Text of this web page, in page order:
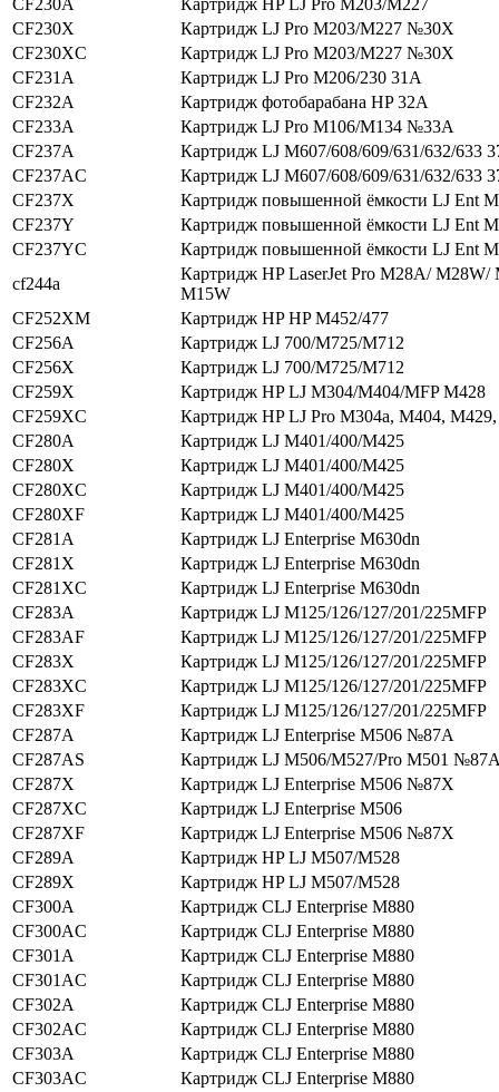
CF230A
Картридж HP LJ Pro M203/M227
CF230X
Картридж LJ Pro M203/M227 №30X
CF230XC
Картридж LJ Pro M203/M227 №30X
CF231A
Картридж LJ Pro M206/230 31A
CF232A
Картридж фотобарабана HP 32A
CF233A
Картридж LJ Pro M106/M134 №33A
CF237A
Картридж LJ M607/608/609/631/632/633
CF237AC
Картридж LJ M607/608/609/631/632/633
CF237X
Картридж повышенной ёмкости LJ Ent
CF237Y
Картридж повышенной ёмкости LJ Ent
CF237YC
Картридж повышенной ёмкости LJ Ent
cf244a
Картридж HP LaserJet Pro M28A/ M28W/
M15W
CF252XM
Картридж HP HP M452/477
CF256A
Картридж LJ 700/M725/M712
CF256X
Картридж LJ 700/M725/M712
CF259X
Картридж HP LJ M304/M404/MFP M428
CF259XC
Картридж HP LJ Pro M304a, M404,
CF280A
Картридж LJ M401/400/M425
CF280X
Картридж LJ M401/400/M425
CF280XC
Картридж LJ M401/400/M425
CF280XF
Картридж LJ M401/400/M425
CF281A
Картридж LJ Enterprise M630dn
CF281X
Картридж LJ Enterprise M630dn
CF281XC
Картридж LJ Enterprise M630dn
CF283A
Картридж LJ M125/126/127/201/225MFP
CF283AF
Картридж LJ M125/126/127/201/225MFP
CF283X
Картридж LJ M125/126/127/201/225MFP
CF283XC
Картридж LJ M125/126/127/201/225MFP
CF283XF
Картридж LJ M125/126/127/201/225MFP
CF287A
Картридж LJ Enterprise M506 №87A
CF287AS
Картридж LJ M506/M527/Pro M501
CF287X
Картридж LJ Enterprise M506 №87X
CF287XC
Картридж LJ Enterprise M506
CF287XF
Картридж LJ Enterprise M506 №87X
CF289A
Картридж HP LJ M507/M528
CF289X
Картридж HP LJ M507/M528
CF300A
Картридж CLJ Enterprise M880
CF300AC
Картридж CLJ Enterprise M880
CF301A
Картридж CLJ Enterprise M880
CF301AC
Картридж CLJ Enterprise M880
CF302A
Картридж CLJ Enterprise M880
CF302AC
Картридж CLJ Enterprise M880
CF303A
Картридж CLJ Enterprise M880
CF303AC
Картридж CLJ Enterprise M880